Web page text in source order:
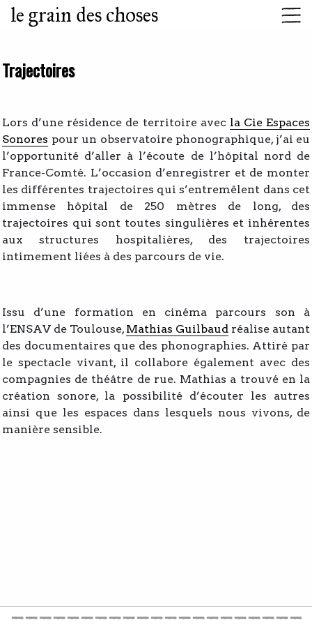
le grain des choses
Trajectoires
Lors d’une résidence de territoire avec la Cie Espaces
Sonores pour un observatoire phonographique, j’ai eu
l’opportunité d’aller à l’écoute de l’hôpital nord de
France-Comté. L’occasion d’enregistrer et de monter
les différentes trajectoires qui s’entremêlent dans cet
immense hôpital de 250 mètres de long, des
trajectoires qui sont toutes singulières et inhérentes
aux structures hospitalières, des trajectoires
intimement liées à des parcours de vie.
Issu d’une formation en cinéma parcours son à
l’ENSAV de Toulouse,Mathias Guilbaud réalise autant
des documentaires que des phonographies. Attiré par
le spectacle vivant, il collabore également avec des
compagnies de théâtre de rue. Mathias a trouvé en la
création sonore, la possibilité d’écouter les autres
ainsi que les espaces dans lesquels nous vivons, de
manière sensible.